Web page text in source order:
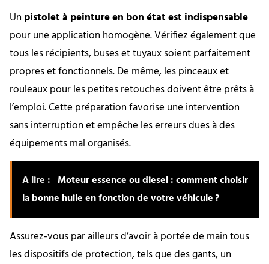
Un pistolet à peinture en bon état est indispensable
pour une application homogène. Vérifiez également que
tous les récipients, buses et tuyaux soient parfaitement
propres et fonctionnels. De même, les pinceaux et
rouleaux pour les petites retouches doivent être prêts à
l’emploi. Cette préparation favorise une intervention
sans interruption et empêche les erreurs dues à des
équipements mal organisés.
A lire : Moteur essence ou diesel : comment choisir
la bonne huile en fonction de votre véhicule ?
Assurez-vous par ailleurs d’avoir à portée de main tous
les dispositifs de protection, tels que des gants, un